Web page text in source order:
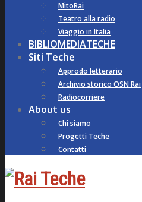
MitoRai
Teatro alla radio
Viaggio in Italia
BIBLIOMEDIATECHE
Siti Teche
Approdo letterario
Archivio storico OSN Rai
Radiocorriere
About us
Chi siamo
Progetti Teche
Contatti